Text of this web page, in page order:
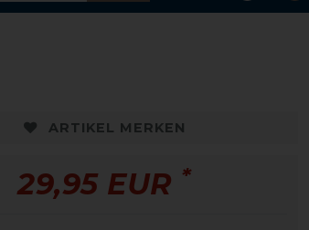
ARTIKEL MERKEN
29,95 EUR *